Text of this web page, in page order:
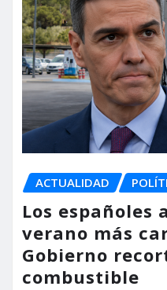
ACTUALIDAD
Los españoles
verano más
Gobierno
combustible